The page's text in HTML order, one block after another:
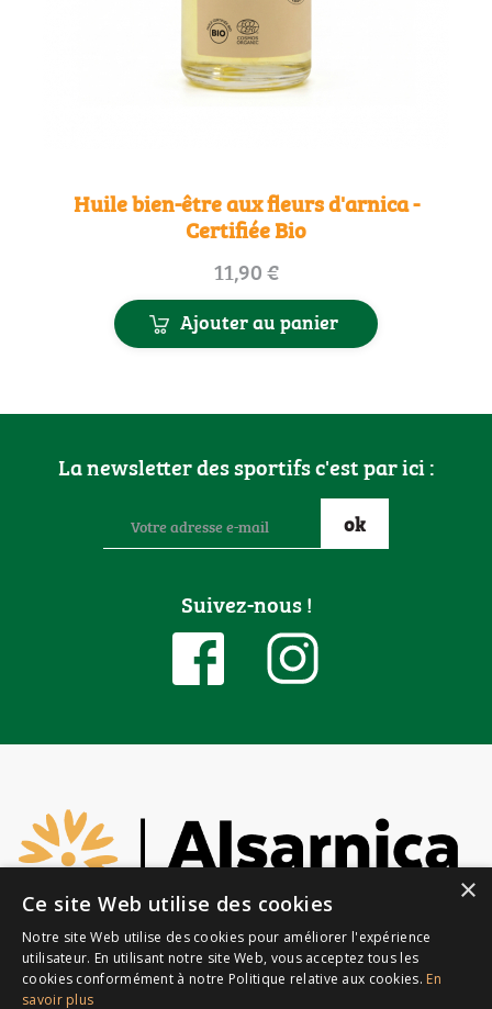
Huile bien-être aux fleurs d'arnica -
Certifiée Bio
11,90 €Prix
Ajouter au panier
La newsletter des sportifs c'est par ici :
Suivez-nous !
×
Ce site Web utilise des cookies
Notre site Web utilise des cookies pour améliorer l'expérience
utilisateur. En utilisant notre site Web, vous acceptez tous les
cookies conformément à notre Politique relative aux cookies. En
savoir plus